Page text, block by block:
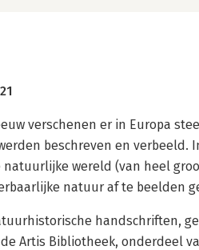
verschenen er in Europa
beschreven en verbeeld.
wereld (van heel
natuur af te beelden
handschriften,
Artis Bibliotheek, onderdeel